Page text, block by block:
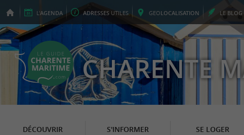
L'AGENDA ADRESSES UTILES GEOLOCALISATION LE BLOG
CHARENTE
DÉCOUVRIR S'INFORMER SE LOGER